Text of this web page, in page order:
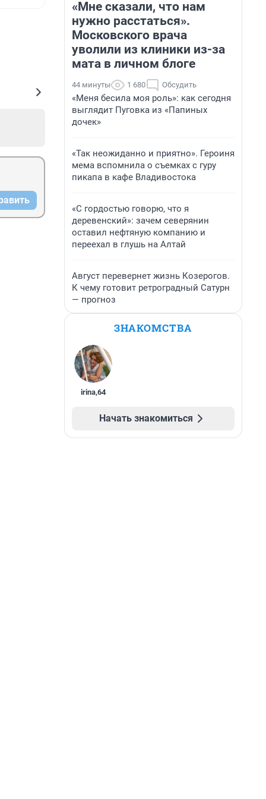
«Мне сказали, что нам
нужно расстаться».
Московского врача
уволили из клиники из-за
мата в личном блоге
44 минуты 1 680 Обсудить
«Меня бесила моя роль»: как сегодня
выглядит Пуговка из «Папиных
дочек»
«Так неожиданно и приятно». Героиня
мема вспомнила о съемках с гуру
пикапа в кафе Владивостока
«С гордостью говорю, что я
деревенский»: зачем северянин
оставил нефтяную компанию и
переехал в глушь на Алтай
Август перевернет жизнь Козерогов.
К чему готовит ретроградный Сатурн
— прогноз
ЗНАКОМСТВА
irina,64
Начать знакомиться